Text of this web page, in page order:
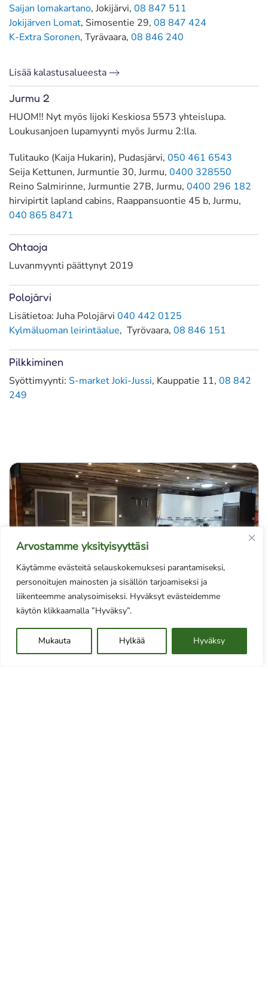
Arvostamme yksityisyyttäsi
Käytämme evästeitä selauskokemuksesi parantamiseksi,
personoitujen mainosten ja sisällön tarjoamiseksi ja
liikenteemme analysoimiseksi. Hyväksyt evästeidemme
käytön klikkaamalla ”Hyväksy”.
Mukauta Hylkää Hyväksy
Saijan lomakartano, Jokijärvi, 08 847 511
Jokijärven Lomat, Simosentie 29, 08 847 424
K-Extra Soronen, Tyrävaara, 08 846 240
Lisää kalastusalueesta
Jurmu 2
HUOM!! Nyt myös Iijoki Keskiosa 5573 yhteislupa.
Loukusanjoen lupamyynti myös Jurmu 2:lla.
Tulitauko (Kaija Hukarin), Pudasjärvi, 050 461 6543
Seija Kettunen, Jurmuntie 30, Jurmu, 0400 328550
Reino Salmirinne, Jurmuntie 27B, Jurmu, 0400 296 182
hirvipirtit lapland cabins, Raappansuontie 45 b, Jurmu,
040 865 8471
Ohtaoja
Luvanmyynti päättynyt 2019
Polojärvi
Lisätietoa: Juha Polojärvi 040 442 0125
Kylmäluoman leirintäalue, Tyrövaara, 08 846 151
Pilkkiminen
Syöttimyynti: S-market Joki-Jussi, Kauppatie 11, 08 842
249
Hubila, persoonallista majoitusta Jokijärvellä
Majoitus, Mökki